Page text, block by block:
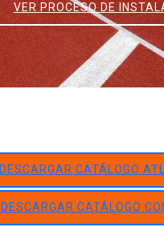
VER PROCESO DE
DESCARGAR CATÁLOGO
DESCARGAR CATÁLOGO